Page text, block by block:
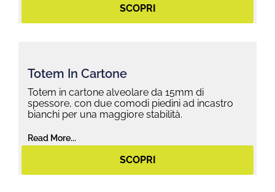
SCOPRI
Totem In Cartone
Totem in cartone alveolare da 15mm di
spessore, con due comodi piedini ad incastro
bianchi per una maggiore stabilità.
Read More...
SCOPRI